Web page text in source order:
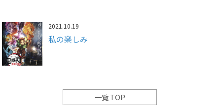
2021.10.19
私の楽しみ
一覧 TOP